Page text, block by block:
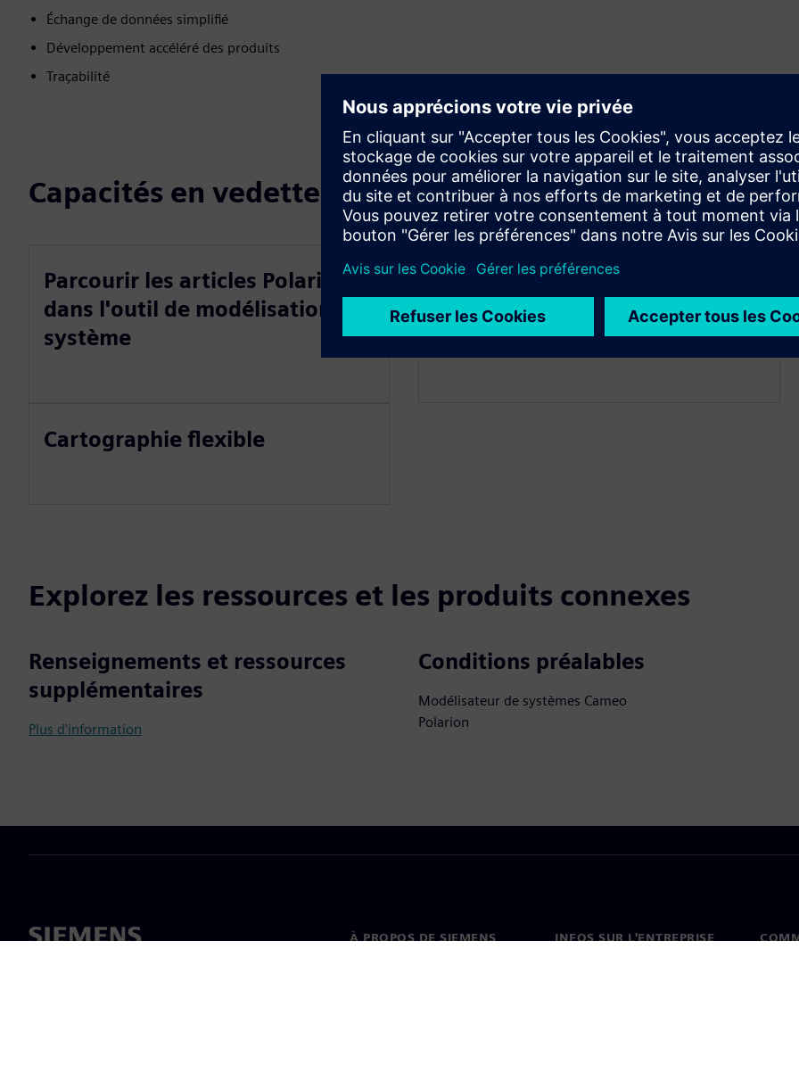
Échange de données simplifié
Développement accéléré des produits
Traçabilité
Capacités en vedette
Parcourir les articles Polarion
dans l'outil de modélisation du
système
Exigences relatives à
l'importation de Polarion
Cartographie flexible
Explorez les ressources et les produits connexes
Renseignements et ressources
supplémentaires
Plus d'information
Conditions préalables
Modélisateur de systèmes Cameo
Polarion
À PROPOS DE SIEMENS INFOS SUR L'ENTREPRISE